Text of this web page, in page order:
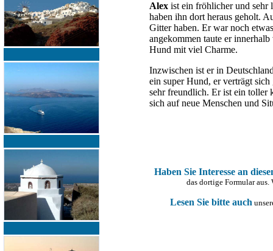
Alex ist ein fröhlicher und sehr
haben ihn dort heraus geholt.
Gitter haben. Er war noch
angekommen taute er
Hund mit viel Charme.
Inzwischen ist er in
ein super Hund, er verträgt
sehr freundlich. Er ist ein toller
sich auf neue Menschen und
Haben Sie Interesse an
das dortige Formular
Lesen Sie bitte auch